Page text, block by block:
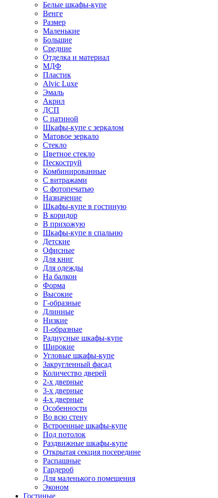
Белые шкафы-купе
Венге
Размер
Маленькие
Большие
Средние
Отделка и материал
МДФ
Пластик
Alvic Luxe
Эмаль
Акрил
ДСП
С патиной
Шкафы-купе с зеркалом
Матовое зеркало
Стекло
Цветное стекло
Пескоструй
Комбинированные
С витражами
С фотопечатью
Назначение
Шкафы-купе в гостиную
В коридор
В прихожую
Шкафы-купе в спальню
Детские
Офисные
Для книг
Для одежды
На балкон
Форма
Высокие
Г-образные
Длинные
Низкие
П-образные
Радиусные шкафы-купе
Широкие
Угловые шкафы-купе
Закругленный фасад
Количество дверей
2-х дверные
3-х дверные
4-х дверные
Особенности
Во всю стену
Встроенные шкафы-купе
Под потолок
Раздвижные шкафы-купе
Открытая секция посередине
Распашные
Гардероб
Для маленького помещения
Эконом
Гостиные